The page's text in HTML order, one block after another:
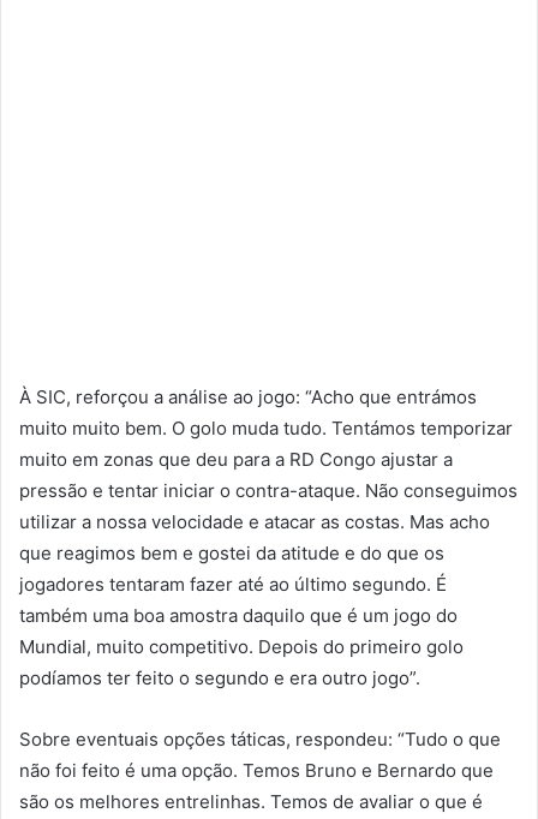
À SIC, reforçou a análise ao jogo: “Acho que entrámos
muito muito bem. O golo muda tudo. Tentámos temporizar
muito em zonas que deu para a RD Congo ajustar a
pressão e tentar iniciar o contra-ataque. Não conseguimos
utilizar a nossa velocidade e atacar as costas. Mas acho
que reagimos bem e gostei da atitude e do que os
jogadores tentaram fazer até ao último segundo. É
também uma boa amostra daquilo que é um jogo do
Mundial, muito competitivo. Depois do primeiro golo
podíamos ter feito o segundo e era outro jogo”.
Sobre eventuais opções táticas, respondeu: “Tudo o que
não foi feito é uma opção. Temos Bruno e Bernardo que
são os melhores entrelinhas. Temos de avaliar o que é